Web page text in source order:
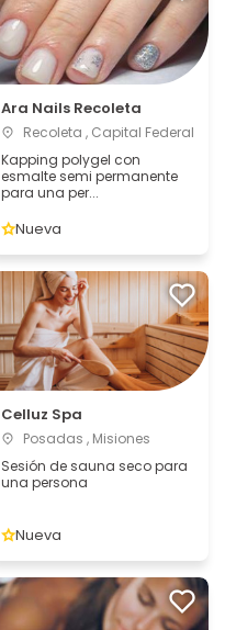
Ara Nails Recoleta
Recoleta , Capital Federal
Kapping polygel con
esmalte semi permanente
para una per...
Nueva
Celluz Spa
Posadas , Misiones
Sesión de sauna seco para
una persona
Nueva